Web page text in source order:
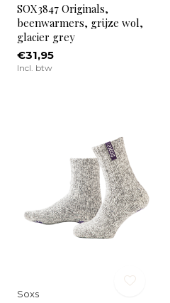
SOX3847 Originals,
beenwarmers, grijze wol,
glacier grey
€31,95
Incl. btw
Soxs